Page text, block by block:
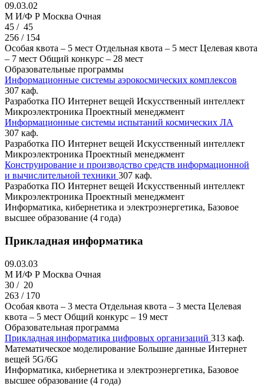
09.03.02
M И/Ф Р Москва Очная
45 / 45
256 / 154
Особая квота – 5 мест Отдельная квота – 5 мест Целевая квота
– 7 мест Общий конкурс – 28 мест
Образовательные программы
Информационные системы аэрокосмических комплексов
307 каф.
Разработка ПО Интернет вещей Искусственный интеллект
Микроэлектроника Проектный менеджмент
Информационные системы испытаний космических ЛА
307 каф.
Разработка ПО Интернет вещей Искусственный интеллект
Микроэлектроника Проектный менеджмент
Конструирование и производство средств информационной
и вычислительной техники 307 каф.
Разработка ПО Интернет вещей Искусственный интеллект
Микроэлектроника Проектный менеджмент
Информатика, кибернетика и электроэнергетика, Базовое
высшее образование (4 года)
Прикладная информатика
09.03.03
M И/Ф Р Москва Очная
30 / 20
263 / 170
Особая квота – 3 места Отдельная квота – 3 места Целевая
квота – 5 мест Общий конкурс – 19 мест
Образовательная программа
Прикладная информатика цифровых организаций 313 каф.
Математическое моделирование Большие данные Интернет
вещей 5G/6G
Информатика, кибернетика и электроэнергетика, Базовое
высшее образование (4 года)